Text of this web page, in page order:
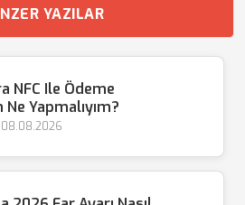
YAZILAR
NFC Ile Ödeme
Yapmalıyım?
08.08.2026